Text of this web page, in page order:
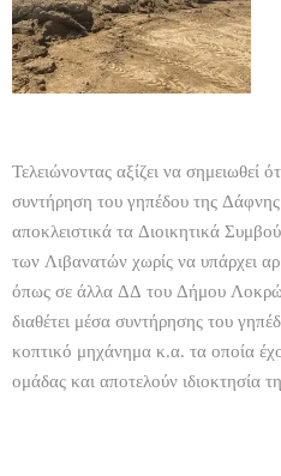
Τελειώνοντας αξίζει να σημειωθεί
συντήρηση του γηπέδου της
αποκλειστικά τα Διοικητικά
των Λιβανατών χωρίς να υπάρχει
όπως σε άλλα ΔΔ του Δήμου
διαθέτει μέσα συντήρησης του
κοπτικό μηχάνημα κ.α. τα οποία
ομάδας και αποτελούν ιδιοκτησία